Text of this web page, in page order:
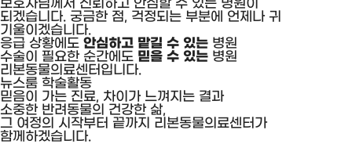
되겠습니다. 궁금한 점, 걱정되는 부분에 언제나 귀
기울이겠습니다.
응급 상황에도 안심하고 맡길 수 있는 병원
수술이 필요한 순간에도 믿을 수 있는 병원
리본동물의료센터입니다.
리본동물의료센터
진료
안내
및
8/10~8/16
안과
·
치과
진료일정
뉴스룸 [강아지
엑스레이]
최혜원
영상과장,
7월
학술활동
믿음이 가는 진료, 차이가 느껴지는 결과
소중한 반려동물의 건강한 삶,
그 여정의 시작부터 끝까지 리본동물의료센터가
함께하겠습니다.